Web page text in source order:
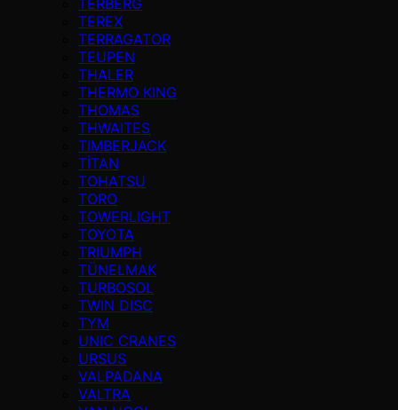
TEREX
TERRAGATOR
TEUPEN
THALER
THERMO KING
THOMAS
THWAITES
TIMBERJACK
TİTAN
TOHATSU
TORO
TOWERLIGHT
TOYOTA
TRIUMPH
TÜNELMAK
TURBOSOL
TWIN DISC
TYM
UNIC CRANES
URSUS
VALPADANA
VALTRA